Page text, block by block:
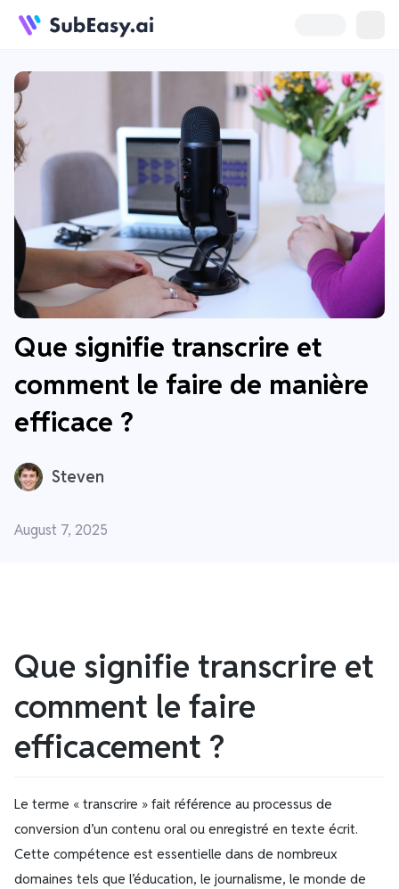
Que signifie transcrire et
comment le faire de manière
efficace ?
Steven
August 7, 2025
Que signifie transcrire et
comment le faire
efficacement ?
Le terme « transcrire » fait référence au processus de
conversion d’un contenu oral ou enregistré en texte écrit.
Cette compétence est essentielle dans de nombreux
domaines tels que l’éducation, le journalisme, le monde de